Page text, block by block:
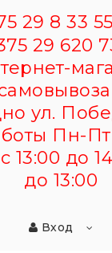
29 8
29 620
ул.
Пн-Пт
13:00 до
до 13:00
Вход